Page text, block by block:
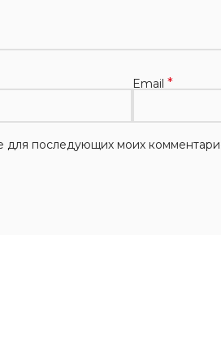
Email *
для последующих моих